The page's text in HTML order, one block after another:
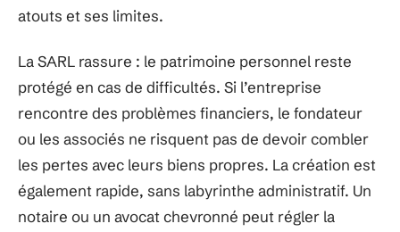
atouts et ses limites.
La SARL rassure : le patrimoine personnel reste
protégé en cas de difficultés. Si l’entreprise
rencontre des problèmes financiers, le fondateur
ou les associés ne risquent pas de devoir combler
les pertes avec leurs biens propres. La création est
également rapide, sans labyrinthe administratif. Un
notaire ou un avocat chevronné peut régler la